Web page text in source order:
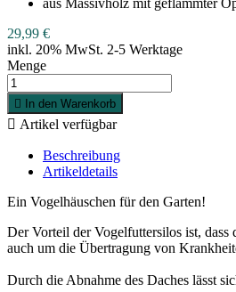
aus Massivholz mit geflammter
29,99 €
inkl. 20% MwSt. 2-5 Werktage
Menge
 In den Warenkorb
 Artikel verfügbar
Beschreibung
Artikeldetails
Ein Vogelhäuschen für den Garten!
Der Vorteil der Vogelfuttersilos ist,
auch um die Übertragung von
Durch die Abnahme des Daches lässt